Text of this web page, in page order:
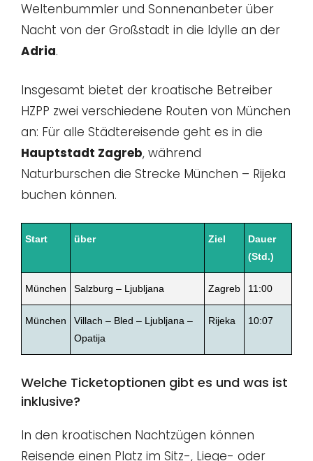
Weltenbummler und Sonnenanbeter über
Nacht von der Großstadt in die Idylle an der
Adria.
Insgesamt bietet der kroatische Betreiber
HZPP zwei verschiedene Routen von München
an: Für alle Städtereisende geht es in die
Hauptstadt Zagreb, während
Naturburschen die Strecke München – Rijeka
buchen können.
Start über Ziel
Dauer
(Std.)
München Salzburg – Ljubljana Zagreb 11:00
München
Villach – Bled – Ljubljana –
Opatija
Rijeka 10:07
Welche Ticketoptionen gibt es und was ist
inklusive?
In den kroatischen Nachtzügen können
Reisende einen Platz im Sitz-, Liege- oder